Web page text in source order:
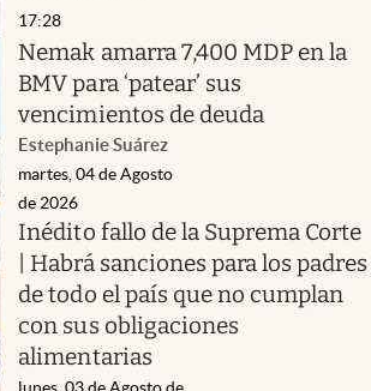
17:28
Nemak amarra 7,400 MDP en la
BMV para ‘patear’ sus
vencimientos de deuda
Estephanie Suárez
martes, 04 de Agosto
de 2026
Inédito fallo de la Suprema Corte
| Habrá sanciones para los padres
de todo el país que no cumplan
con sus obligaciones
alimentarias